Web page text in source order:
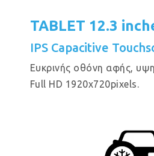
TABLET 12.3
IPS Capacitive
Eυκρινής οθόνη αφής,
Full HD 1920x720pixels.